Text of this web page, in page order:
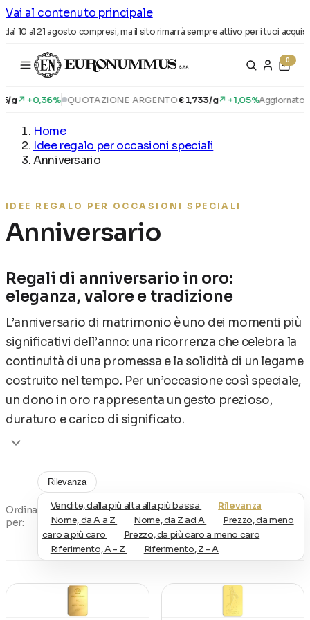
Vai al contenuto principale
10 al 21 agosto compresi, ma il sito rimarrà sempre attivo per i tuoi acquisti!
0
g↗ +0,36% QUOTAZIONE ARGENTO€ 1,733/g↗ +1,05%Aggiornato
Home
Idee regalo per occasioni speciali
Anniversario
IDEE REGALO PER OCCASIONI SPECIALI
Anniversario
Regali di anniversario in oro:
eleganza, valore e tradizione
L’anniversario di matrimonio è uno dei momenti più
significativi dell’anno: una ricorrenza che celebra la
continuità di una promessa e la solidità di un legame
costruito nel tempo. Per un’occasione così speciale,
un dono in oro rappresenta un gesto prezioso,
duraturo e carico di significato.
nel tempo, proprio come l’unione tra due persone
che scelgono di condividere il loro percorso. Un
oggetto raffinato da custodire con cura, capace di
trasformarsi in un ricordo eterno.
Lingotti d’oro personalizzati per un
anniversario indimenticabile
Su Euronummus.it è disponibile una selezione di
Ordina
per:
Rilevanza
Vendite, dalla più alta alla più bassa
Rilevanza
Nome, da A a Z
Nome, da Z ad A
Prezzo, da meno
caro a più caro
Prezzo, da più caro a meno caro
Riferimento, A - Z
Riferimento, Z - A